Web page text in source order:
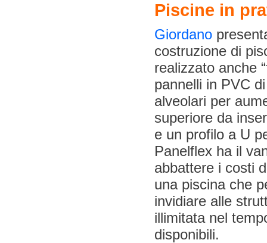
Piscine in
Giordano
costruzione di
realizzato anche
pannelli in PVC
alveolari per
superiore da
e un profilo a U
Panelflex ha il
abbattere i costi
una piscina che
invidiare alle
illimitata nel
disponibili.